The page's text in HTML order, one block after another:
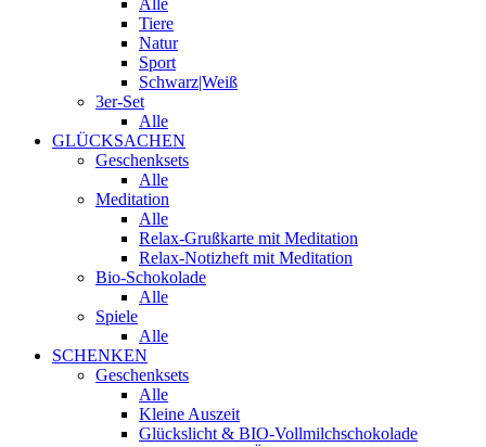
Alle
Tiere
Natur
Sport
Schwarz|Weiß
3er-Set
Alle
GLÜCKSACHEN
Geschenksets
Alle
Meditation
Alle
Relax-Grußkarte mit Meditation
Relax-Notizheft mit Meditation
Bio-Schokolade
Alle
Spiele
Alle
SCHENKEN
Geschenksets
Alle
Kleine Auszeit
Glückslicht & BIO-Vollmilchschokolade